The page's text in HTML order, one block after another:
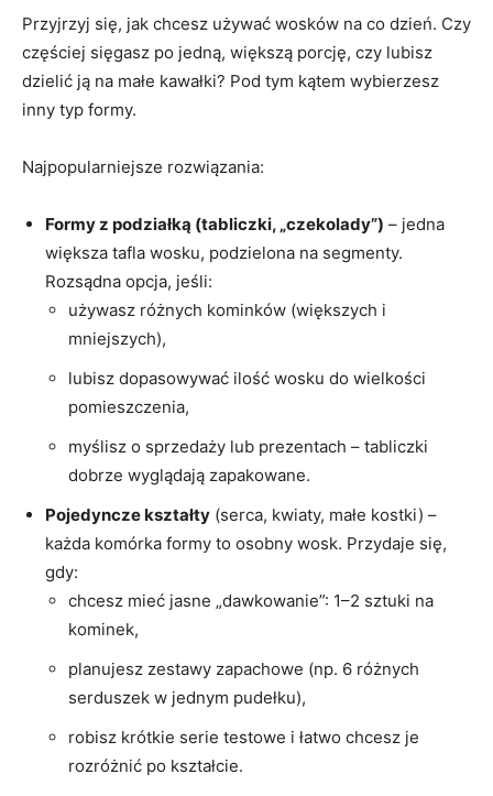
Przyjrzyj się, jak chcesz używać wosków na co dzień. Czy
częściej sięgasz po jedną, większą porcję, czy lubisz
dzielić ją na małe kawałki? Pod tym kątem wybierzesz
inny typ formy.
Najpopularniejsze rozwiązania:
Formy z podziałką (tabliczki, „czekolady”) – jedna
większa tafla wosku, podzielona na segmenty.
Rozsądna opcja, jeśli:
używasz różnych kominków (większych i
mniejszych),
lubisz dopasowywać ilość wosku do wielkości
pomieszczenia,
myślisz o sprzedaży lub prezentach – tabliczki
dobrze wyglądają zapakowane.
Pojedyncze kształty (serca, kwiaty, małe kostki) –
każda komórka formy to osobny wosk. Przydaje się,
gdy:
chcesz mieć jasne „dawkowanie”: 1–2 sztuki na
kominek,
planujesz zestawy zapachowe (np. 6 różnych
serduszek w jednym pudełku),
robisz krótkie serie testowe i łatwo chcesz je
rozróżnić po kształcie.